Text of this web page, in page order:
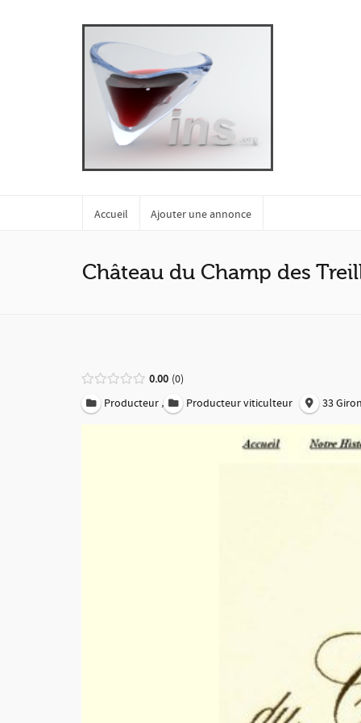
Accueil Ajouter une annonce
Château du Champ des
0.00 0
Producteur , Producteur viticulteur 33